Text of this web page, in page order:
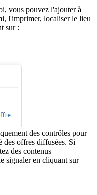
vous pouvez l'ajouter à
l'imprimer, localiser le lieu
sur :
des contrôles pour
des offres diffusées. Si
des contenus
signaler en cliquant sur